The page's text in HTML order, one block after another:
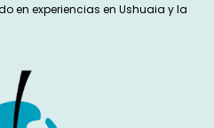
en experiencias en Ushuaia y la